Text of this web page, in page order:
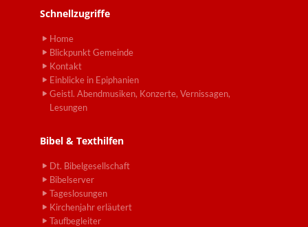
Schnellzugriffe
Home
Blickpunkt Gemeinde
Kontakt
Einblicke in Epiphanien
Geistl. Abendmusiken, Konzerte, Vernissagen,
Lesungen
Bibel & Texthilfen
Dt. Bibelgesellschaft
Bibelserver
Tageslosungen
Kirchenjahr erläutert
Taufbegleiter